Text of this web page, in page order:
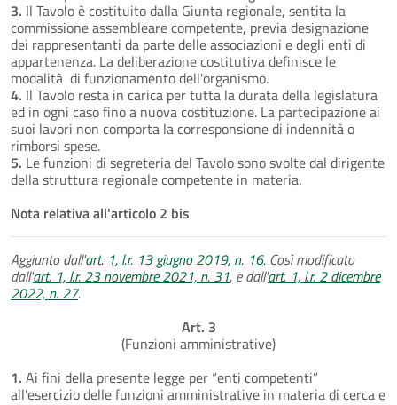
3. Il Tavolo è costituito dalla Giunta regionale, sentita la
commissione assembleare competente, previa designazione
dei rappresentanti da parte delle associazioni e degli enti di
appartenenza. La deliberazione costitutiva definisce le
modalità di funzionamento dell'organismo.
4. Il Tavolo resta in carica per tutta la durata della legislatura
ed in ogni caso fino a nuova costituzione. La partecipazione ai
suoi lavori non comporta la corresponsione di indennità o
rimborsi spese.
5. Le funzioni di segreteria del Tavolo sono svolte dal dirigente
della struttura regionale competente in materia.
Nota relativa all'articolo 2 bis
Aggiunto dall'art. 1, l.r. 13 giugno 2019, n. 16. Così modificato
dall'art. 1, l.r. 23 novembre 2021, n. 31, e dall'art. 1, l.r. 2 dicembre
2022, n. 27.
Art. 3
(Funzioni amministrative)
1. Ai fini della presente legge per “enti competenti”
all’esercizio delle funzioni amministrative in materia di cerca e